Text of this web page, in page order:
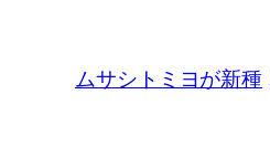
ムサシトミヨが新種